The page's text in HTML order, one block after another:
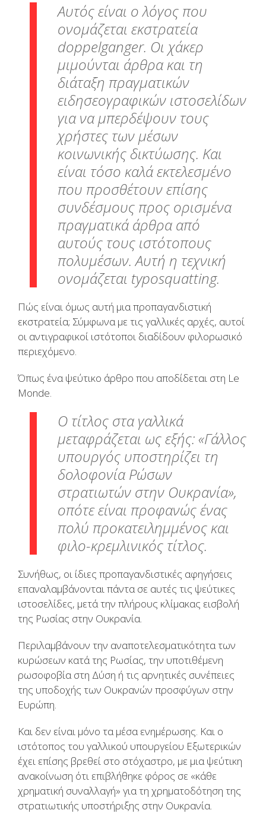
Αυτός είναι ο λόγος που
ονομάζεται εκστρατεία
doppelganger. Οι χάκερ
μιμούνται άρθρα και τη
διάταξη πραγματικών
ειδησεογραφικών ιστοσελίδων
για να μπερδέψουν τους
χρήστες των μέσων
κοινωνικής δικτύωσης. Και
είναι τόσο καλά εκτελεσμένο
που προσθέτουν επίσης
συνδέσμους προς ορισμένα
πραγματικά άρθρα από
αυτούς τους ιστότοπους
πολυμέσων. Αυτή η τεχνική
ονομάζεται typosquatting.
Πώς είναι όμως αυτή μια προπαγανδιστική
εκστρατεία; Σύμφωνα με τις γαλλικές αρχές, αυτοί
οι αντιγραφικοί ιστότοποι διαδίδουν φιλορωσικό
περιεχόμενο.
Όπως ένα ψεύτικο άρθρο που αποδίδεται στη Le
Monde.
Ο τίτλος στα γαλλικά
μεταφράζεται ως εξής: «Γάλλος
υπουργός υποστηρίζει τη
δολοφονία Ρώσων
στρατιωτών στην Ουκρανία»,
οπότε είναι προφανώς ένας
πολύ προκατειλημμένος και
φιλο-κρεμλινικός τίτλος.
Συνήθως, οι ίδιες προπαγανδιστικές αφηγήσεις
επαναλαμβάνονται πάντα σε αυτές τις ψεύτικες
ιστοσελίδες, μετά την πλήρους κλίμακας εισβολή
της Ρωσίας στην Ουκρανία.
Περιλαμβάνουν την αναποτελεσματικότητα των
κυρώσεων κατά της Ρωσίας, την υποτιθέμενη
ρωσοφοβία στη Δύση ή τις αρνητικές συνέπειες
της υποδοχής των Ουκρανών προσφύγων στην
Ευρώπη.
Και δεν είναι μόνο τα μέσα ενημέρωσης. Και ο
ιστότοπος του γαλλικού υπουργείου Εξωτερικών
έχει επίσης βρεθεί στο στόχαστρο, με μια ψεύτικη
ανακοίνωση ότι επιβλήθηκε φόρος σε «κάθε
χρηματική συναλλαγή» για τη χρηματοδότηση της
στρατιωτικής υποστήριξης στην Ουκρανία.